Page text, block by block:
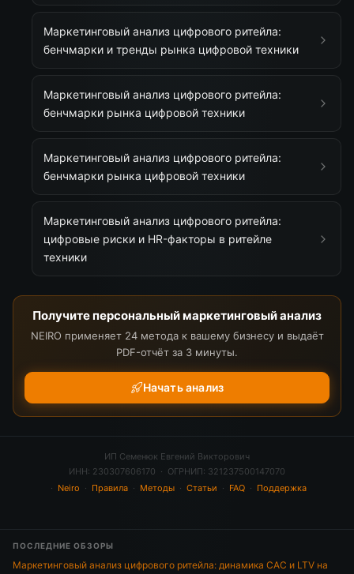
Маркетинговый анализ цифрового ритейла:
бенчмарки и тренды рынка цифровой техники
Маркетинговый анализ цифрового ритейла:
бенчмарки рынка цифровой техники
Маркетинговый анализ цифрового ритейла:
бенчмарки рынка цифровой техники
Маркетинговый анализ цифрового ритейла:
цифровые риски и HR-факторы в ритейле
техники
Получите персональный маркетинговый анализ
NEIRO применяет 24 метода к вашему бизнесу и выдаёт
PDF-отчёт за 3 минуты.
Начать анализ
ИП Семенюк Евгений Викторович
ИНН: 230307606170 · ОГРНИП: 321237500147070
· Neiro · Правила· Методы· Статьи · FAQ· Поддержка
ПОСЛЕДНИЕ ОБЗОРЫ
Маркетинговый анализ цифрового ритейла: динамика CAC и LTV на